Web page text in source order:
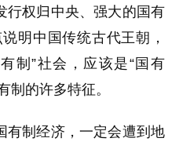
行权归中央、强大的国有
明中国传统古代王朝，
制”社会，应该是“国有
制的许多特征。
有制经济，一定会遭到地